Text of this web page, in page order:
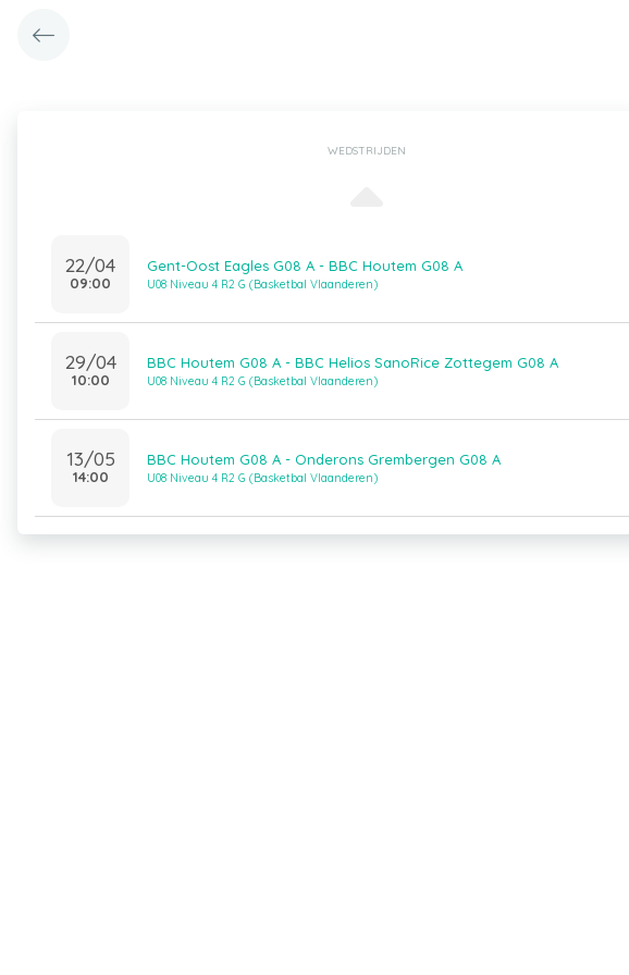
WEDSTRIJDEN
22/04
09:00
Gent-Oost Eagles G08 A - BBC Houtem G08 A
U08 Niveau 4 R2 G (Basketbal Vlaanderen)
29/04
10:00
BBC Houtem G08 A - BBC Helios SanoRice Zottegem G08 A
U08 Niveau 4 R2 G (Basketbal Vlaanderen)
13/05
14:00
BBC Houtem G08 A - Onderons Grembergen G08 A
U08 Niveau 4 R2 G (Basketbal Vlaanderen)